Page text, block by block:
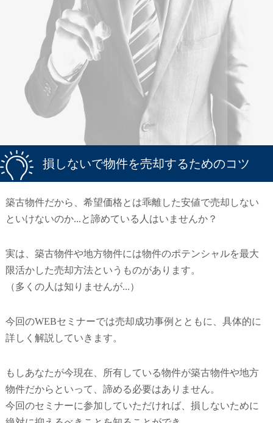
損しないで物件を売却するためのコツ
築古物件だから、希望価格とは乖離した安値で売却しない
といけないのか...と諦めている人はいませんか？
実は、築古物件や地方物件には物件のポテンシャルを最大
限活かした売却方法というものがあります。
（多くの人は知りませんが...）
今回のWEBセミナーでは売却成功事例とともに、具体的に
詳しく解説していきます。
もしあなたが今現在、所有している物件が築古物件や地方
物件だからといって、諦める必要はありません。
今回のセミナーに参加していただければ、損しないために